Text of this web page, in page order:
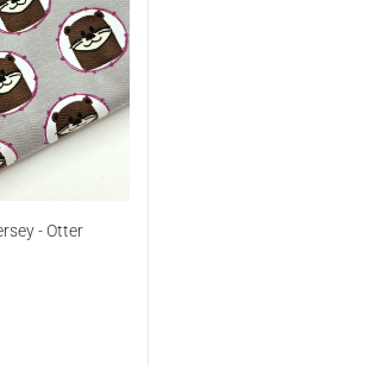
- Otter